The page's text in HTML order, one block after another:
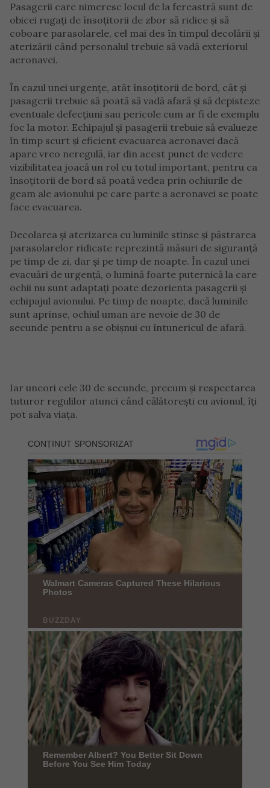
Pasagerii care nimeresc locul de la fereastră sunt de
obicei rugați de însoțitorii de zbor să ridice și să
coboare parasolarele, cel mai des în timpul decolării și
aterizării când personalul trebuie să vadă exteriorul
aeronavei.
În cazul unei urgențe, atât însoțitorii de bord, cât și
pasagerii trebuie să poată să vadă afară și să depisteze
eventuale defecțiuni sau pericole cum ar fi de exemplu
foc la motor. Echipajul şi pasagerii trebuie să evalueze
în timp scurt şi eficient evacuarea aeronavei dacă
apare vreo neregulă, iar din acest punct de vedere
vizibilitatea joacă un rol cu totul important, pentru ca
însoţitorii de bord să poată vedea prin ochiurile de
geam ale avionului pe care parte a aeronavei se poate
face evacuarea.
Decolarea și aterizarea cu luminile stinse și păstrarea
parasolarelor ridicate reprezintă măsuri de siguranță
pe timp de zi, dar și pe timp de noapte. În cazul unei
evacuări de urgență, o lumină foarte puternică la care
ochii nu sunt adaptați poate dezorienta pasagerii și
echipajul avionului. Pe timp de noapte, dacă luminile
sunt aprinse, ochiul uman are nevoie de 30 de
secunde pentru a se obișnui cu întunericul de afară.
Iar uneori cele 30 de secunde, precum și respectarea
tuturor regulilor atunci când călătorești cu avionul, îți
pot salva viața.